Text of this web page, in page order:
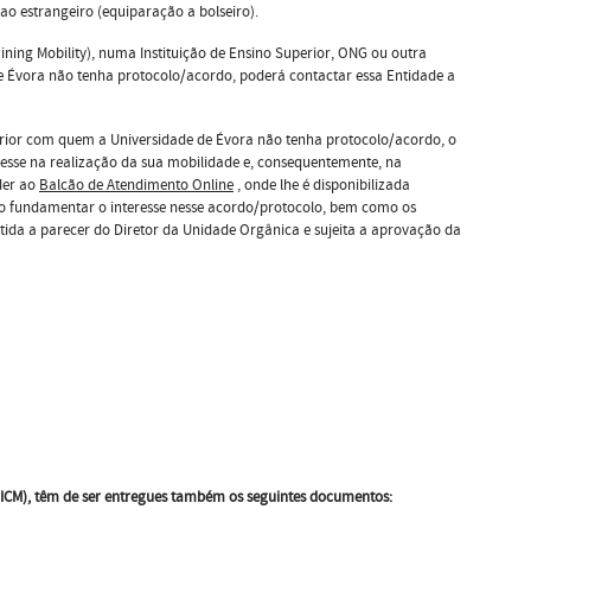
estrangeiro (equiparação a bolseiro).
Mobility), numa Instituição de Ensino Superior, ONG ou outra
Évora não tenha protocolo/acordo, poderá contactar essa Entidade a
com quem a Universidade de Évora não tenha protocolo/acordo, o
na realização da sua mobilidade e, consequentemente, na
ao Balcão de Atendimento Online , onde lhe é disponibilizada
o interesse nesse acordo/protocolo, bem como os
a parecer do Diretor da Unidade Orgânica e sujeita a aprovação da
têm de ser entregues também os seguintes documentos: